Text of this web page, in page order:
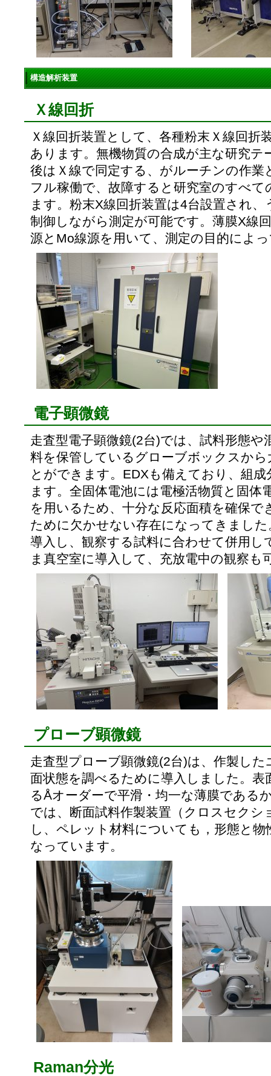
構造解析装置
Ｘ線回折
Ｘ線回折装置として、各種粉末Ｘ線回折
あります。無機物質の合成が主な研究テ
後はＸ線で同定する、がルーチンの作
フル稼働で、故障すると研究室のすべ
ます。粉末X線回折装置は4台設置され
制御しながら測定が可能です。薄膜X線
源とMo線源を用いて、測定の目的によ
電子顕微鏡
走査型電子顕微鏡(2台)では、試料形態や
料を保管しているグローブボックスか
とができます。EDXも備えており、組
ます。全固体電池には電極活物質と固体
を用いるため、十分な反応面積を確保
ために欠かせない存在になってきまし
導入し、観察する試料に合わせて併用し
ま真空室に導入して、充放電中の観察も
プローブ顕微鏡
走査型プローブ顕微鏡(2台)は、作製し
面状態を調べるために導入しました。表
るÅオーダーで平滑・均一な薄膜である
では、断面試料作製装置（クロスセクシ
し、ペレット材料についても，形態と
なっています。
Raman分光